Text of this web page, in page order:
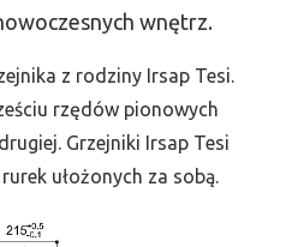
wnętrz.
z rodziny Irsap Tesi.
rzędów pionowych
Grzejniki Irsap Tesi
ułożonych za sobą.